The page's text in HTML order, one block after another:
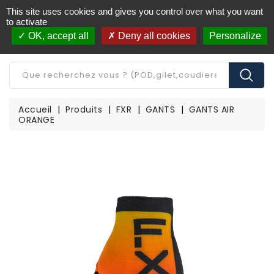
Livraison offerte à partir de 250€ d'achat (*)
CATÉGORIE
Accueil Produits FXR GANTS
GANTS AIR
ORANGE
This site uses cookies and gives you control over what you want
to activate
OK, accept all
Deny all cookies Personalize